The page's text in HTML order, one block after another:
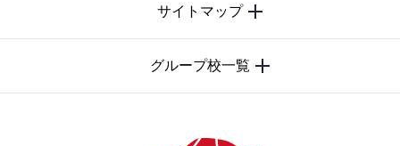
サイトマップ
グループ校一覧